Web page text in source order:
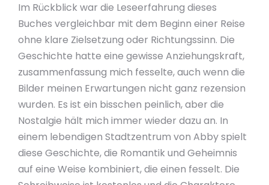
Im Rückblick war die Leseerfahrung dieses
Buches vergleichbar mit dem Beginn einer Reise
ohne klare Zielsetzung oder Richtungssinn. Die
Geschichte hatte eine gewisse Anziehungskraft,
zusammenfassung mich fesselte, auch wenn die
Bilder meinen Erwartungen nicht ganz rezension
wurden. Es ist ein bisschen peinlich, aber die
Nostalgie hält mich immer wieder dazu an. In
einem lebendigen Stadtzentrum von Abby spielt
diese Geschichte, die Romantik und Geheimnis
auf eine Weise kombiniert, die einen fesselt. Die